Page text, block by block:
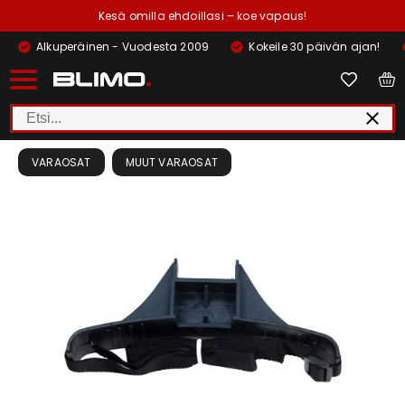
Kesä omilla ehdoillasi – koe vapaus!
Alkuperäinen - Vuodesta 2009
Kokeile 30 päivän ajan!
VARAOSAT MUUT VARAOSAT